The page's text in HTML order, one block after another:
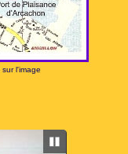
sur l'image